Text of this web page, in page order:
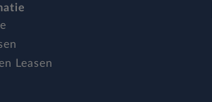
Leasen